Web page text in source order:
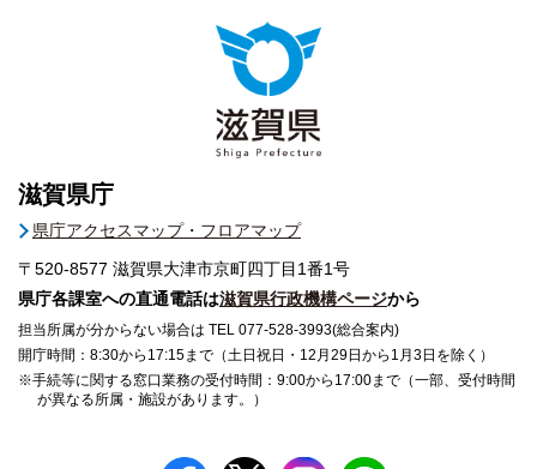
滋賀県庁
県庁アクセスマップ・フロアマップ
〒520-8577 滋賀県大津市京町四丁目1番1号
県庁各課室への直通電話は滋賀県行政機構ページから
担当所属が分からない場合は TEL 077-528-3993(総合案内)
開庁時間：8:30から17:15まで（土日祝日・12月29日から1月3日を除く）
※手続等に関する窓口業務の受付時間：9:00から17:00まで（一部、受付時間
が異なる所属・施設があります。）